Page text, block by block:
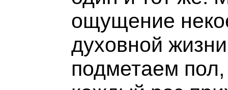
ощущение
духовной
подметаем